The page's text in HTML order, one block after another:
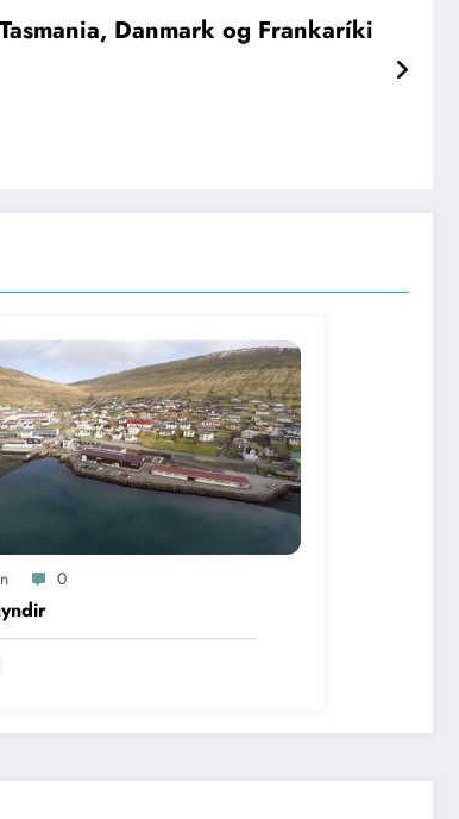
Danmark og Frankaríki
0